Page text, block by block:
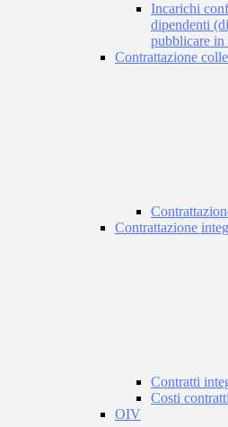
Incarichi
dipendenti
pubblicare in
Contrattazione
Contrattazione
Contratti
Costi
OIV